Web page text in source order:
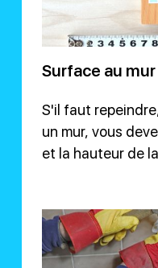
Surface au mur
S'il faut
un mur, vous
et la hauteur de